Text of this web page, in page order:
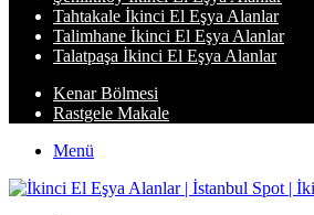
Tahtakale İkinci El Eşya Alanlar
Talimhane İkinci El Eşya Alanlar
Talatpaşa İkinci El Eşya Alanlar
Kenar Bölmesi
Rastgele Makale
Menü